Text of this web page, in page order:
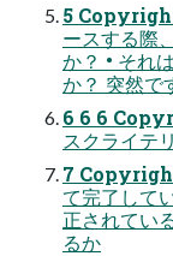
5
ースする際
か？ • それ
か？ 突然で
6 6 6
スクライテ
7
て完了して
正されてい
るか